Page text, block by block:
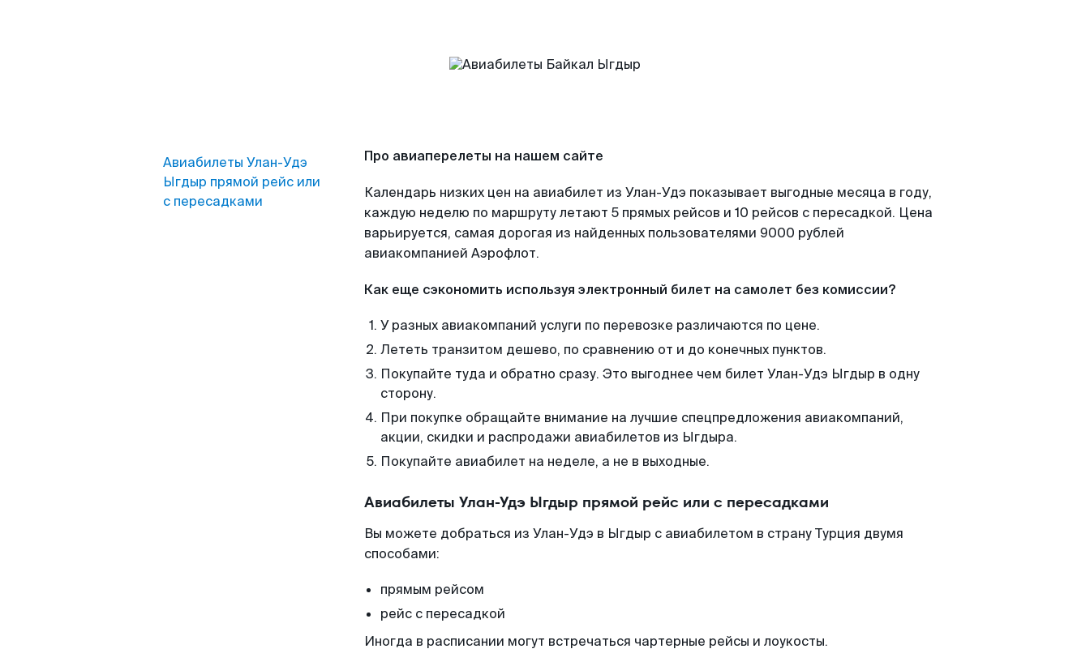
Авиабилеты Улан-Удэ
Ыгдыр прямой рейс или
с пересадками
Про авиаперелеты на нашем сайте
Календарь низких цен на авиабилет из Улан-Удэ показывает выгодные месяца в году,
каждую неделю по маршруту летают 5 прямых рейсов и 10 рейсов с пересадкой. Цена
варьируется, самая дорогая из найденных пользователями 9000 рублей
авиакомпанией Аэрофлот.
Как еще сэкономить используя электронный билет на самолет без комиссии?
У разных авиакомпаний услуги по перевозке различаются по цене.
Лететь транзитом дешево, по сравнению от и до конечных пунктов.
Покупайте туда и обратно сразу. Это выгоднее чем билет Улан-Удэ Ыгдыр в одну
сторону.
При покупке обращайте внимание на лучшие спецпредложения авиакомпаний,
акции, скидки и распродажи авиабилетов из Ыгдыра.
Покупайте авиабилет на неделе, а не в выходные.
Авиабилеты Улан-Удэ Ыгдыр прямой рейс или с пересадками
Вы можете добраться из Улан-Удэ в Ыгдыр с авиабилетом в страну Турция двумя
способами:
прямым рейсом
рейс с пересадкой
Иногда в расписании могут встречаться чартерные рейсы и лоукосты.